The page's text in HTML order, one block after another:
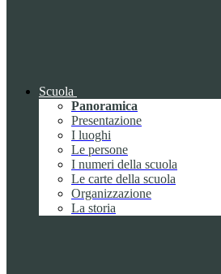
Scuola
Panoramica
Presentazione
I luoghi
Le persone
I numeri della scuola
Le carte della scuola
Organizzazione
La storia